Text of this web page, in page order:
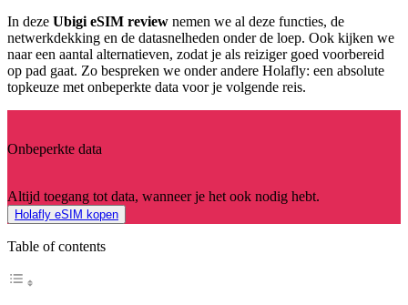
In deze Ubigi eSIM review nemen we al deze functies, de
netwerkdekking en de datasnelheden onder de loep. Ook kijken we
naar een aantal alternatieven, zodat je als reiziger goed voorbereid
op pad gaat. Zo bespreken we onder andere Holafly: een absolute
topkeuze met onbeperkte data voor je volgende reis.
Onbeperkte data
Altijd toegang tot data, wanneer je het ook nodig hebt.
Holafly eSIM kopen
Table of contents